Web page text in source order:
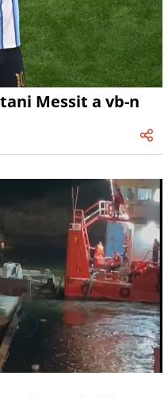
Messit a vb-n